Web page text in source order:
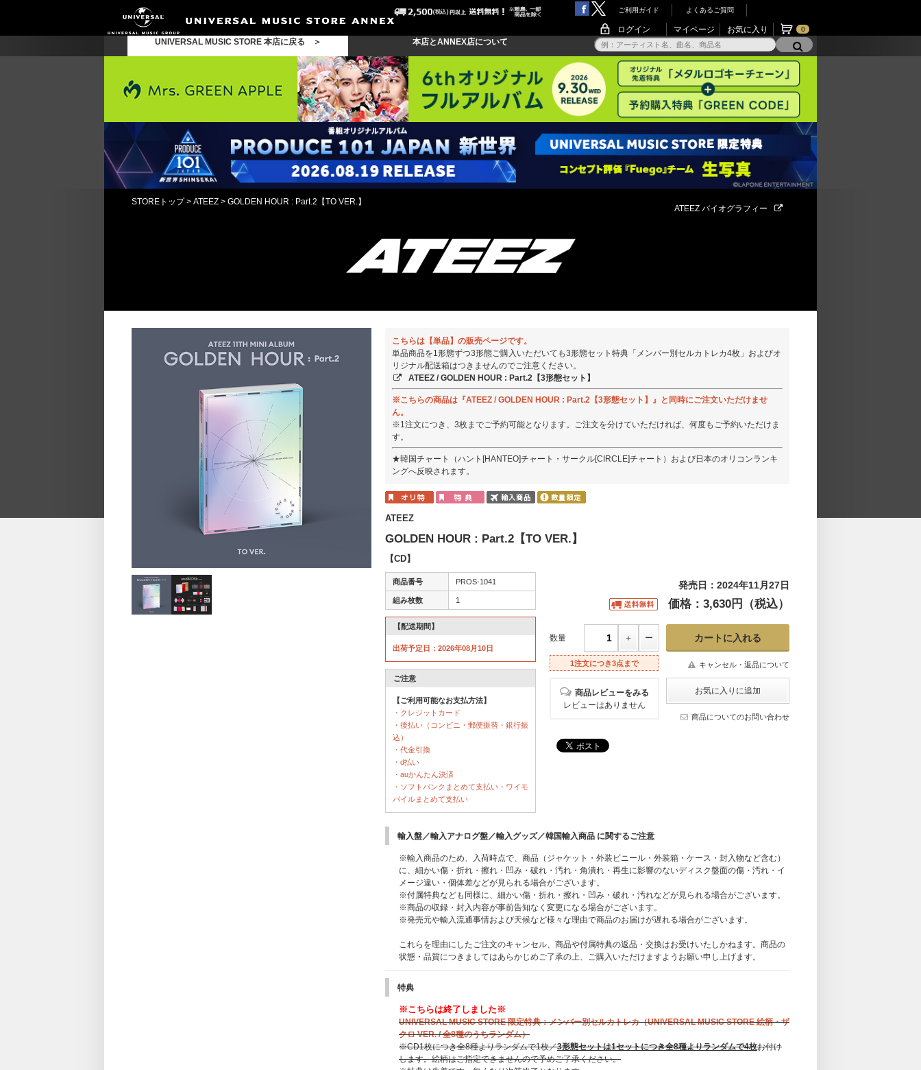
ご利用ガイド よくあるご質問
ログイン マイページ お気に入り 0
UNIVERSAL MUSIC STORE 本店に戻る ＞ 本店とANNEX店について
STOREトップ> ATEEZ > GOLDEN HOUR : Part.2【TO VER.】
ATEEZ バイオグラフィー
こちらは【単品】の販売ページです。
単品商品を1形態ずつ3形態ご購入いただいても3形態セット特典「メンバー別セルカトレカ4枚」およびオ
リジナル配送箱はつきませんのでご注意ください。
ATEEZ / GOLDEN HOUR : Part.2【3形態セット】
※こちらの商品は『ATEEZ / GOLDEN HOUR : Part.2【3形態セット】』と同時にご注文いただけませ
ん。
※1注文につき、3枚までご予約可能となります。ご注文を分けていただければ、何度もご予約いただけま
す。
★韓国チャート（ハント[HANTEO]チャート・サークル[CIRCLE]チャート）および日本のオリコンランキ
ングへ反映されます。
ATEEZ
GOLDEN HOUR : Part.2【TO VER.】
【CD】
商品番号 PROS-1041
組み枚数 1
【配送期間】
出荷予定日：2026年08月10日
ご注意
【ご利用可能なお支払方法】
・クレジットカード
・後払い（コンビニ・郵便振替・銀行振
込）
・代金引換
・d払い
・auかんたん決済
・ソフトバンクまとめて支払い・ワイモ
バイルまとめて支払い
発売日：2024年11月27日
価格：3,630円（税込）
数量
1注文につき3点まで キャンセル・返品について
商品レビューをみる
レビューはありません
商品についてのお問い合わせ
輸入盤／輸入アナログ盤／輸入グッズ／韓国輸入商品 に関するご注意
※輸入商品のため、入荷時点で、商品（ジャケット・外装ビニール・外装箱・ケース・封入物など含む）
に、細かい傷・折れ・擦れ・凹み・破れ・汚れ・角潰れ・再生に影響のないディスク盤面の傷・汚れ・イ
メージ違い・個体差などが見られる場合がございます。
※付属特典なども同様に、細かい傷・折れ・擦れ・凹み・破れ・汚れなどが見られる場合がございます。
※商品の収録・封入内容が事前告知なく変更になる場合がございます。
※発売元や輸入流通事情および天候など様々な理由で商品のお届けが遅れる場合がございます。
これらを理由にしたご注文のキャンセル、商品や付属特典の返品・交換はお受けいたしかねます。商品の
状態・品質につきましてはあらかじめご了承の上、ご購入いただけますようお願い申し上げます。
特典
※こちらは終了しました※
UNIVERSAL MUSIC STORE 限定特典：メンバー別セルカトレカ（UNIVERSAL MUSIC STORE 絵柄・ザ
クロ VER. / 全8種のうちランダム）
※CD1枚につき全8種よりランダムで1枚／3形態セットは1セットにつき全8種よりランダムで4枚お付け
します。絵柄はご指定できませんので予めご了承ください。